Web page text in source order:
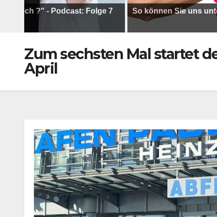
?" - Podcast: Folge 7 So können Sie uns
Zum sechsten Mal startet
April